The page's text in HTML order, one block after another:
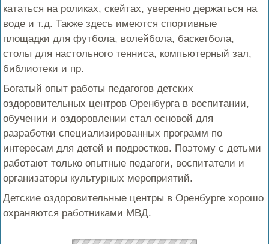
кататься на роликах, скейтах, уверенно держаться на
воде и т.д. Также здесь имеются спортивные
площадки для футбола, волейбола, баскетбола,
столы для настольного тенниса, компьютерный зал,
библиотеки и пр.
Богатый опыт работы педагогов детских
оздоровительных центров Оренбурга в воспитании,
обучении и оздоровлении стал основой для
разработки специализированных программ по
интересам для детей и подростков. Поэтому с детьми
работают только опытные педагоги, воспитатели и
организаторы культурных мероприятий.
Детские оздоровительные центры в Оренбурге хорошо
охраняются работниками МВД.